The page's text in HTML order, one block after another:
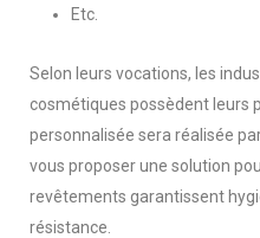
Etc.
Selon leurs vocations, les
cosmétiques possèdent leurs
personnalisée sera réalisée
vous proposer une solution
revêtements garantissent
résistance.